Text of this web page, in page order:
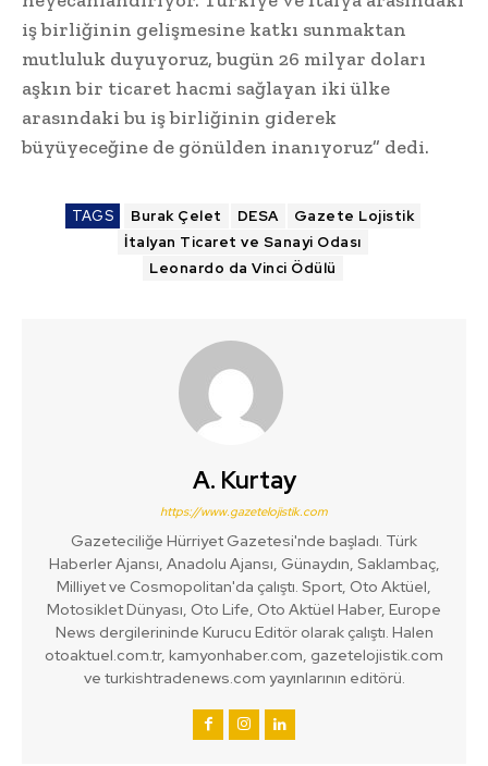
iş birliğinin gelişmesine katkı sunmaktan
mutluluk duyuyoruz, bugün 26 milyar doları
aşkın bir ticaret hacmi sağlayan iki ülke
arasındaki bu iş birliğinin giderek
büyüyeceğine de gönülden inanıyoruz” dedi.
TAGS Burak Çelet DESA
Gazete Lojistik
İtalyan Ticaret ve Sanayi Odası
Leonardo da Vinci Ödülü
A. Kurtay
https://www.gazetelojistik.com
Gazeteciliğe Hürriyet Gazetesi'nde başladı. Türk
Haberler Ajansı, Anadolu Ajansı, Günaydın, Saklambaç,
Milliyet ve Cosmopolitan'da çalıştı. Sport, Oto Aktüel,
Motosiklet Dünyası, Oto Life, Oto Aktüel Haber, Europe
News dergilerininde Kurucu Editör olarak çalıştı. Halen
otoaktuel.com.tr, kamyonhaber.com, gazetelojistik.com
ve turkishtradenews.com yayınlarının editörü.